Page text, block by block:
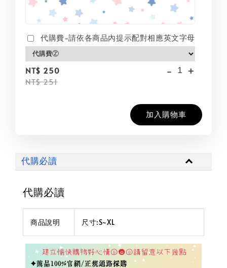
代購費-請依各商品內提示配對相應英文字母
NT$ 250
NT$ 251
- +
加入購物車
代購必讀
代購必讀
商品說明 尺寸:S~XL